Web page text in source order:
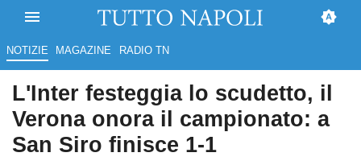
NOTIZIE MAGAZINE RADIO TN
L'Inter festeggia lo scudetto, il
Verona onora il campionato: a
San Siro finisce 1-1